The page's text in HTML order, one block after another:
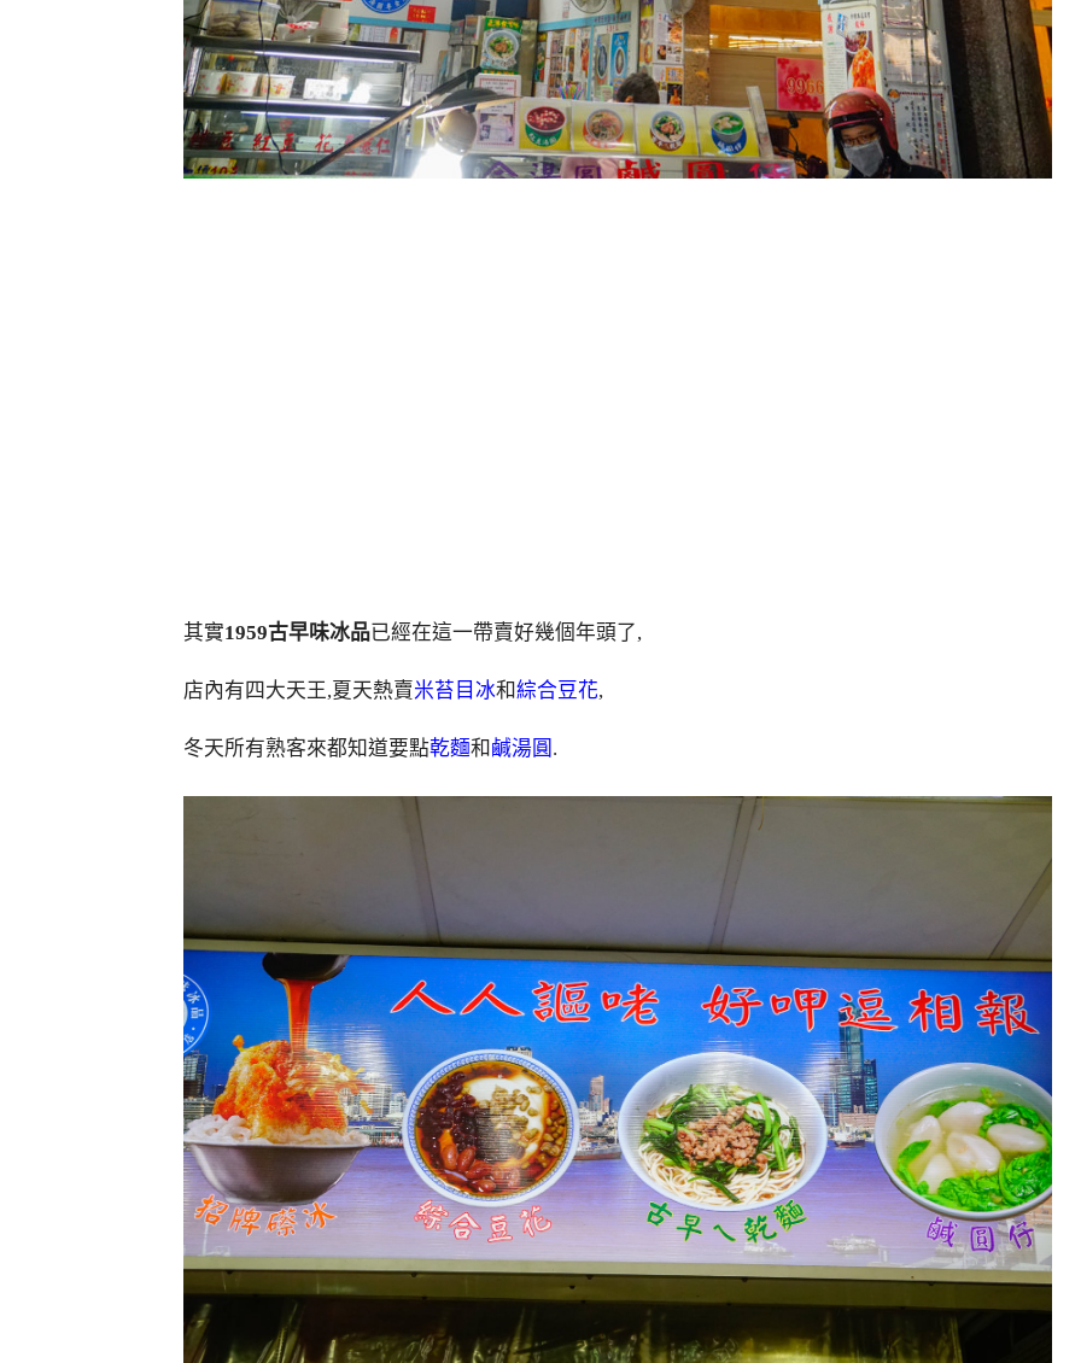
其實1959古早味冰品已經在這一帶賣好幾個年頭了,
店內有四大天王,夏天熱賣米苔目冰和綜合豆花,
冬天所有熟客來都知道要點乾麵和 鹹湯圓 .